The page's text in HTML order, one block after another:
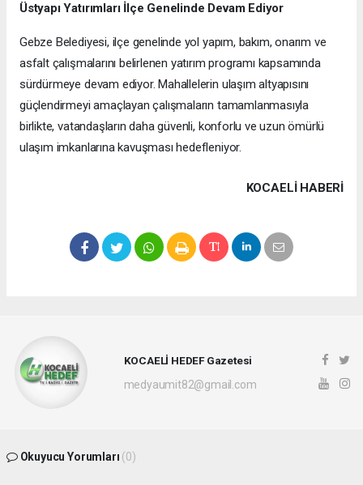
Üstyapı Yatırımları İlçe Genelinde Devam Ediyor
Gebze Belediyesi, ilçe genelinde yol yapım, bakım, onarım ve
asfalt çalışmalarını belirlenen yatırım programı kapsamında
sürdürmeye devam ediyor. Mahallelerin ulaşım altyapısını
güçlendirmeyi amaçlayan çalışmaların tamamlanmasıyla
birlikte, vatandaşların daha güvenli, konforlu ve uzun ömürlü
ulaşım imkanlarına kavuşması hedefleniyor.
KOCAELI HABERİ
KOCAELİ HEDEF Gazetesi
medyaumit82@gmail.com
Okuyucu Yorumları (0)